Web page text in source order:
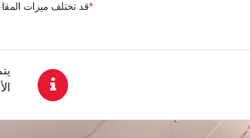
*قد تختلف ميزات